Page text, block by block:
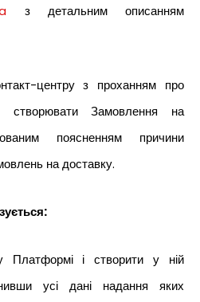
з детальним описанням
центру з проханням про
створювати Замовлення на
поясненням причини
на доставку.
Платформі і створити у ній
усі дані надання яких